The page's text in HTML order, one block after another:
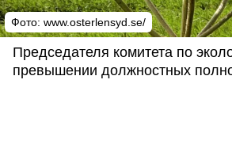
Фото: www.osterlensyd.se/
Председателя комитета по
превышении должностных